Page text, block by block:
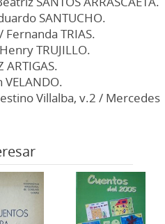
SANTUCHO.
TRIAS.
TRUJILLO.
ARTIGAS.
Villalba, v.2 / Mercedes